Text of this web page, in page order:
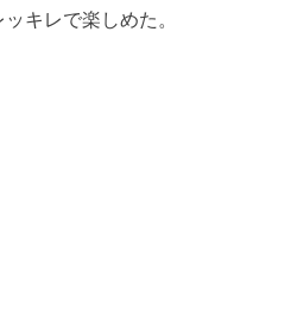
キレで楽しめた。